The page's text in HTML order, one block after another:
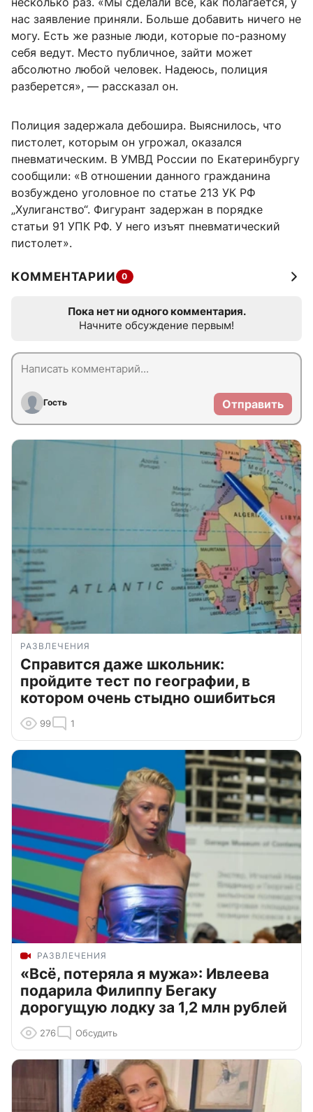
нас заявление приняли. Больше добавить ничего не
могу. Есть же разные люди, которые по-разному
себя ведут. Место публичное, зайти может
абсолютно любой человек. Надеюсь, полиция
разберется», — рассказал он.
Полиция задержала дебошира. Выяснилось, что
пистолет, которым он угрожал, оказался
пневматическим. В УМВД России по Екатеринбургу
сообщили: «В отношении данного гражданина
возбуждено уголовное по статье 213 УК РФ
„Хулиганство“. Фигурант задержан в порядке
статьи 91 УПК РФ. У него изъят пневматический
пистолет».
КОММЕНТАРИИ 0
Пока нет ни одного комментария.
Начните обсуждение первым!
Гость Отправить
РАЗВЛЕЧЕНИЯ
Справится даже школьник:
пройдите тест по географии, в
котором очень стыдно ошибиться
99 1
РАЗВЛЕЧЕНИЯ
«Всё, потеряла я мужа»: Ивлеева
подарила Филиппу Бегаку
дорогущую лодку за 1,2 млн рублей
276 Обсудить